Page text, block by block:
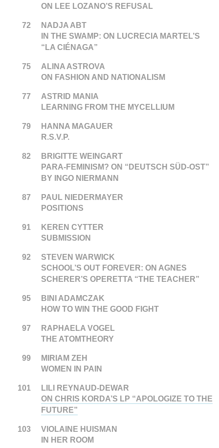
ON LEE LOZANO’S REFUSAL
72
NADJA ABT
IN THE SWAMP: ON LUCRECIA MARTEL’S
“LA CIÉNAGA”
75
ALINA ASTROVA
ON FASHION AND NATIONALISM
77
ASTRID MANIA
LEARNING FROM THE MYCELLIUM
79
HANNA MAGAUER
R.S.V.P.
82
BRIGITTE WEINGART
PARA-FEMINISM? ON “DEUTSCH SÜD-OST”
BY INGO NIERMANN
87
PAUL NIEDERMAYER
POSITIONS
91
KEREN CYTTER
SUBMISSION
92
STEVEN WARWICK
SCHOOL’S OUT FOREVER: ON AGNES
SCHERER’S OPERETTA “THE TEACHER”
95
BINI ADAMCZAK
HOW TO WIN THE GOOD FIGHT
97
RAPHAELA VOGEL
THE ATOMTHEORY
99
MIRIAM ZEH
WOMEN IN PAIN
101
LILI REYNAUD-DEWAR
ON CHRIS KORDA’S LP “APOLOGIZE TO THE
FUTURE”
103
VIOLAINE HUISMAN
IN HER ROOM